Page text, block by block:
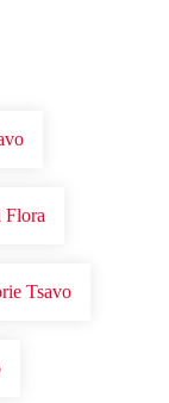
Flora
Tsavo